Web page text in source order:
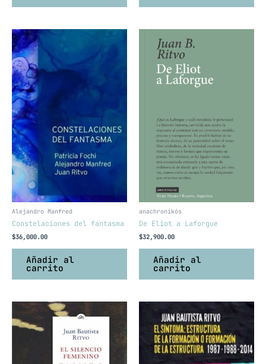
Alejandro Manfred
Constelaciones del fantasma
$36,000.00
Añadir al
carrito
anachronikós
De Eliot a Laforgue
$32,900.00
Añadir al
carrito